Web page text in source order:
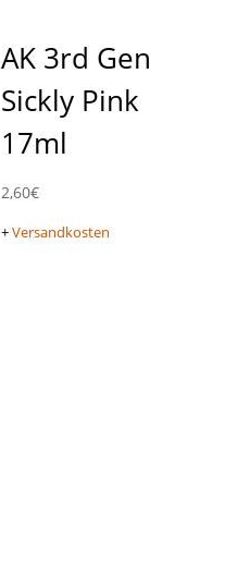
AK 3rd Gen
Sickly Pink
17ml
2,60€
+Versandkosten